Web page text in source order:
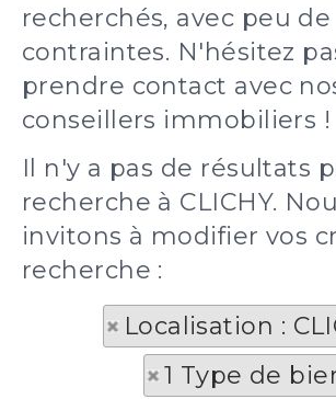
recherchés, avec peu de
contraintes. N'hésitez
prendre contact avec
conseillers immobiliers !
Il n'y a pas de résultats
recherche à CLICHY.
invitons à modifier vos
recherche :
Localisation :
1 Type de